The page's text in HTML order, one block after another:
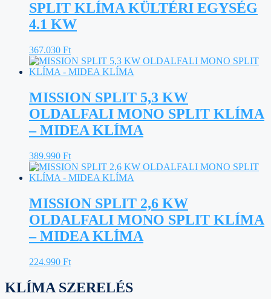
SPLIT KLÍMA KÜLTÉRI EGYSÉG
4.1 KW
367.030 Ft
MISSION SPLIT 5,3 KW
OLDALFALI MONO SPLIT KLÍMA
– MIDEA KLÍMA
389.990 Ft
MISSION SPLIT 2,6 KW
OLDALFALI MONO SPLIT KLÍMA
– MIDEA KLÍMA
224.990 Ft
KLÍMA SZERELÉS